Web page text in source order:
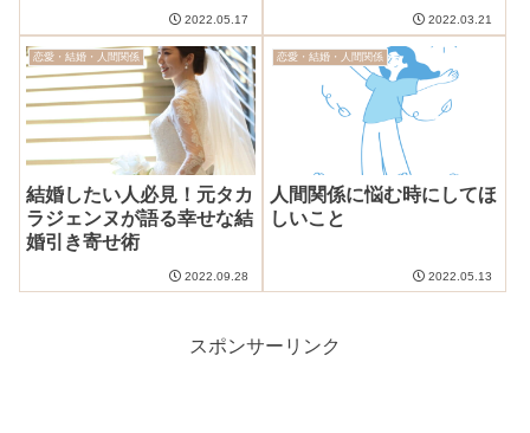
2022.05.17 2022.03.21
恋愛・結婚・人間関係
結婚したい人必見！元タカ
ラジェンヌが語る幸せな結
婚引き寄せ術
2022.09.28
恋愛・結婚・人間関係
人間関係に悩む時にしてほ
しいこと
2022.05.13
スポンサーリンク